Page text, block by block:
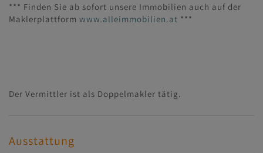
*** Finden Sie ab sofort unsere Immobilien auch auf der
Maklerplattform www.alleimmobilien.at ***
Der Vermittler ist als Doppelmakler tätig.
Ausstattung